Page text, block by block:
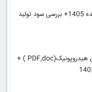
طرح توجیهی تولید مایعات شوینده 1405+ بررسی سود تولید
طرح توجیهی گلخانه فلفل دلمه‌ای هیدروپونیک(PDF,doc ) +